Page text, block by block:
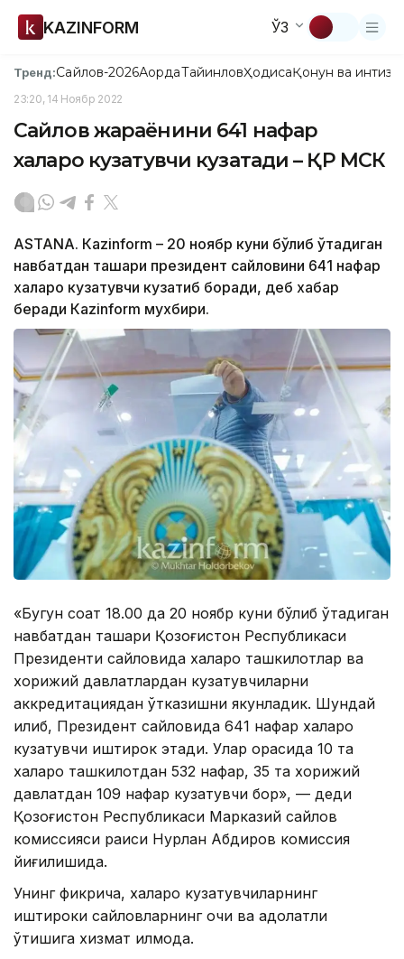
KAZINFORM ЎЗ
Тренд:Сайлов-2026АқордаТайинловҲодисаҚонун ва
23:20, 14 Ноябр 2022
Сайлов жараёнини 641 нафар
халқаро кузатувчи кузатади – ҚР МСК
ASTANA. Кazinform – 20 ноябр куни бўлиб ўтадиган
навбатдан ташқари президент сайловини 641 нафар
халқаро кузатувчи кузатиб боради, деб хабар
беради Кazinform мухбири.
«Бугун соат 18.00 да 20 ноябр куни бўлиб ўтадиган
навбатдан ташқари Қозоғистон Республикаси
Президенти сайловида халқаро ташкилотлар ва
хорижий давлатлардан кузатувчиларни
аккредитациядан ўтказишни якунладик. Шундай
қилиб, Президент сайловида 641 нафар халқаро
кузатувчи иштирок этади. Улар орасида 10 та
халқаро ташкилотдан 532 нафар, 35 та хорижий
давлатдан 109 нафар кузатувчи бор», — деди
Қозоғистон Республикаси Марказий сайлов
комиссияси раиси Нурлан Абдиров комиссия
йиғилишида.
Унинг фикрича, халқаро кузатувчиларнинг
иштироки сайловларнинг очиқ ва адолатли
ўтишига хизмат қилмоқда.